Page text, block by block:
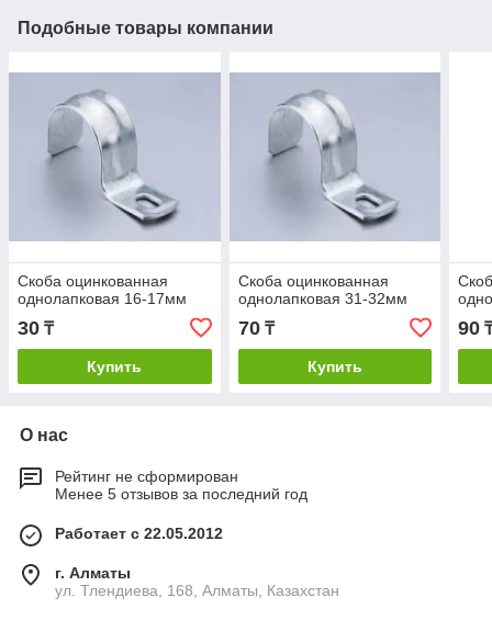
Подобные товары компании
Скоба оцинкованная
однолапковая 16-17мм
30 ₸
Купить
Скоба оцинкованная
однолапковая 31-32мм
70₸
Купить
90
О нас
Рейтинг не сформирован
Менее 5 отзывов за последний год
Работает с 22.05.2012
г. Алматы
ул. Тлендиева, 168, Алматы, Казахстан